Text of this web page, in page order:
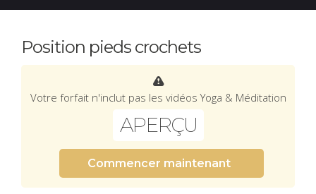
Position pieds crochets
Votre forfait n'inclut pas les vidéos Yoga & Méditation
APERÇU
Commencer maintenant